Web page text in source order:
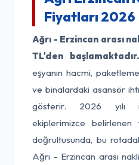
Fiyatları 2026
Ağrı - Erzincan arası
TL'den başlamaktadır.
eşyanın hacmi,
ve binalardaki asansör
gösterir. 2026 yılı
ekiplerimizce belirlenen
doğrultusunda, bu
Ağrı - Erzincan arası